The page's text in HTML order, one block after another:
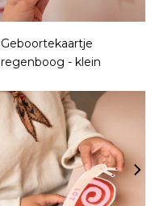
Geboortekaartje
regenboog - klein